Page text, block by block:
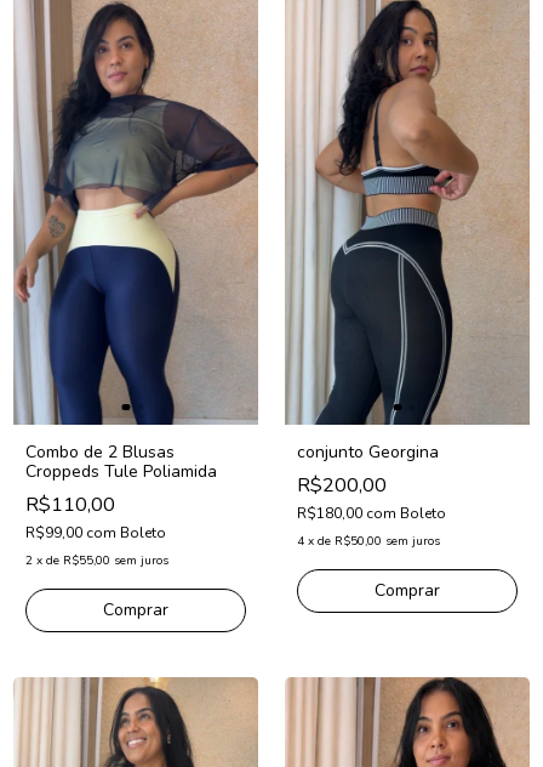
Combo de 2 Blusas
Croppeds Tule Poliamida
R$110,00
R$99,00 com Boleto
2 x de R$55,00 sem juros
Comprar
conjunto Georgina
R$200,00
R$180,00 com Boleto
4 x de R$50,00 sem juros
Comprar